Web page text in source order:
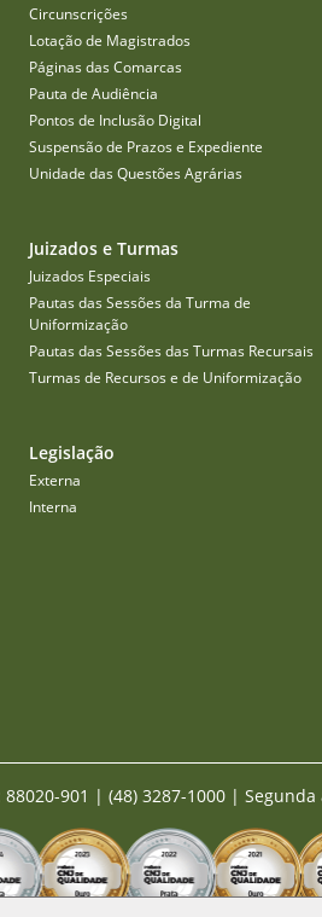
Circunscrições
Lotação de Magistrados
Páginas das Comarcas
Pauta de Audiência
Pontos de Inclusão Digital
Suspensão de Prazos e Expediente
Unidade das Questões Agrárias
Juizados e Turmas
Juizados Especiais
Pautas das Sessões da Turma de
Uniformização
Pautas das Sessões das Turmas Recursais
Turmas de Recursos e de Uniformização
Legislação
Externa
Interna
901 | (48) 3287-1000 |